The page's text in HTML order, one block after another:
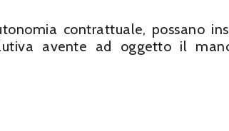
contrattuale, possano
avente ad oggetto il